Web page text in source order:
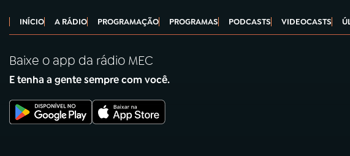
INÍCIO A RÁDIO PROGRAMAÇÃO PROGRAMAS PODCASTS VIDEOCASTS
Baixe o app da rádio MEC
E tenha a gente sempre com você.